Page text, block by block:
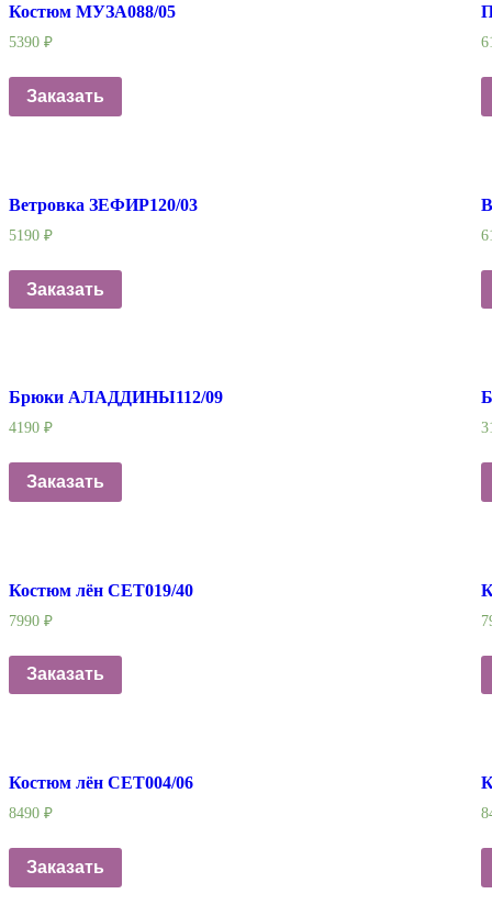
Костюм МУЗА088/05
5390 ₽
Заказать
Ветровка ЗЕФИР120/03
5190 ₽
Заказать
Брюки АЛАДДИНЫ112/09
4190 ₽
Заказать
Костюм лён СЕТ019/40
7990 ₽
Заказать
Костюм лён СЕТ004/06
8490 ₽
Заказать